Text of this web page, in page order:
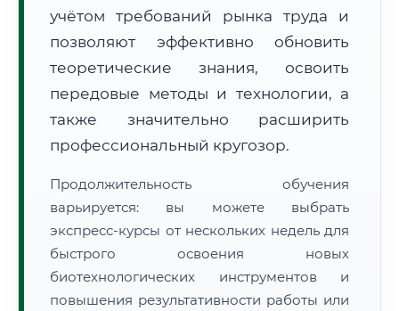
учётом требований рынка труда и
позволяют эффективно обновить
теоретические знания, освоить
передовые методы и технологии, а
также значительно расширить
профессиональный кругозор.
Продолжительность обучения
варьируется: вы можете выбрать
экспресс-курсы от нескольких недель для
быстрого освоения новых
биотехнологических инструментов и
повышения результативности работы или